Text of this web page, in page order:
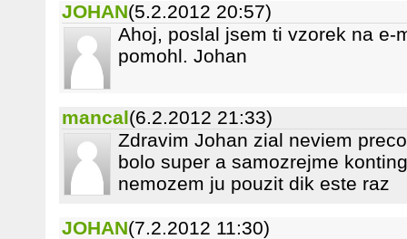
JOHAN(5.2.2012 20:57)
Ahoj, poslal jsem ti vzorek na e-
pomohl. Johan
mancal(6.2.2012 21:33)
Zdravim Johan zial neviem
bolo super a samozrejme
nemozem ju pouzit dik este raz
JOHAN(7.2.2012 11:30)